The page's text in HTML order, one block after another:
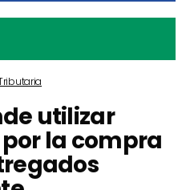
utilizar
la compra